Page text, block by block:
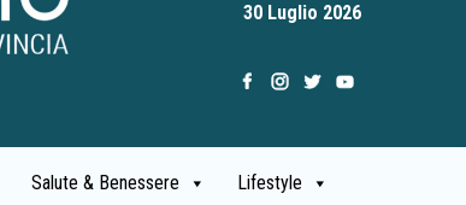
30 Luglio 2026
Salute & Benessere Lifestyle